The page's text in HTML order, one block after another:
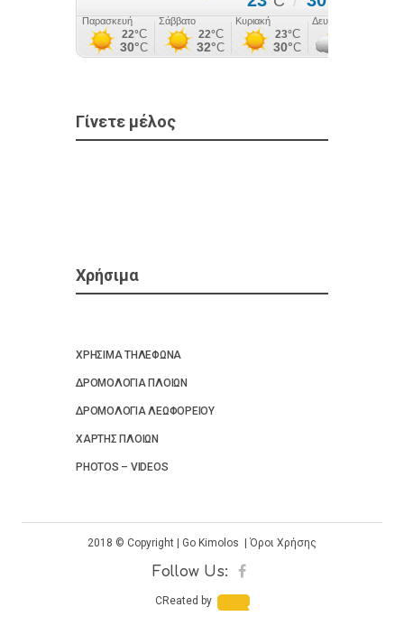
Γίνετε μέλος
Χρήσιμα
ΧΡΗΣΙΜΑ ΤΗΛΕΦΩΝΑ
ΔΡΟΜΟΛΟΓΙΑ ΠΛΟΙΩΝ
ΔΡΟΜΟΛΟΓΙΑ ΛΕΩΦΟΡΕΙΟΥ
ΧΑΡΤΗΣ ΠΛΟΙΩΝ
PHOTOS – VIDEOS
2018 © Copyright | Go Kimolos | Όροι Χρήσης
Follow Us:
CReated by